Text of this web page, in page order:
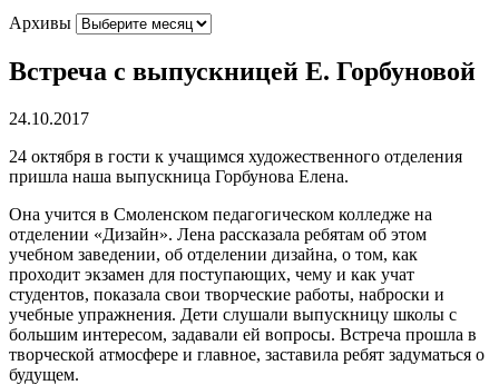
Архивы
Встреча с выпускницей Е. Горбуновой
24.10.2017
24 октября в гости к учащимся художественного отделения
пришла наша выпускница Горбунова Елена.
Она учится в Смоленском педагогическом колледже на
отделении «Дизайн». Лена рассказала ребятам об этом
учебном заведении, об отделении дизайна, о том, как
проходит экзамен для поступающих, чему и как учат
студентов, показала свои творческие работы, наброски и
учебные упражнения. Дети слушали выпускницу школы с
большим интересом, задавали ей вопросы. Встреча прошла в
творческой атмосфере и главное, заставила ребят задуматься о
будущем.